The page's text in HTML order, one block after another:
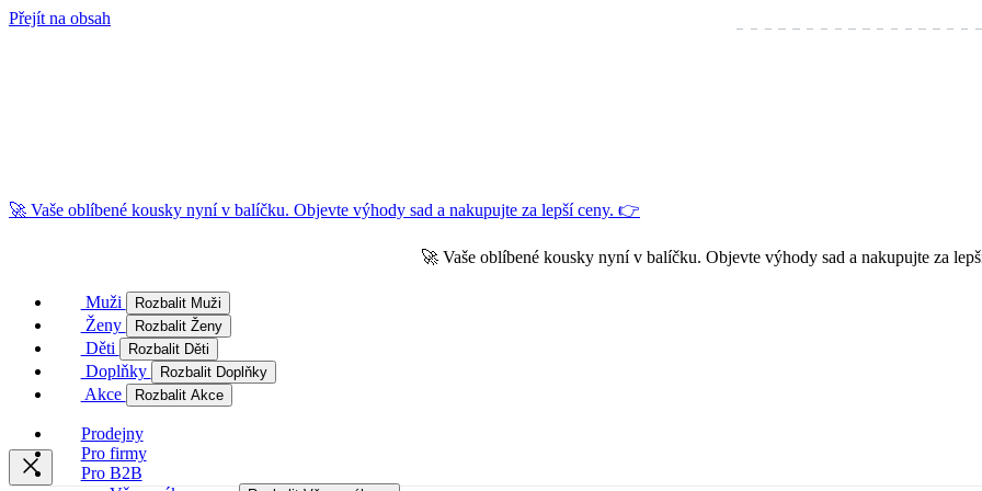
Přejít na obsah
🚀 Vaše oblíbené kousky nyní v balíčku. Objevte výhody sad a nakupujte za lepší ceny. 👉
🚀 Vaše oblíbené kousky nyní v balíčku. Objevte výhody sad a nakupujte za
Muži Rozbalit Muži
Ženy Rozbalit Ženy
Děti Rozbalit Děti
Doplňky Rozbalit Doplňky
Akce Rozbalit Akce
Prodejny
Pro firmy
Pro B2B